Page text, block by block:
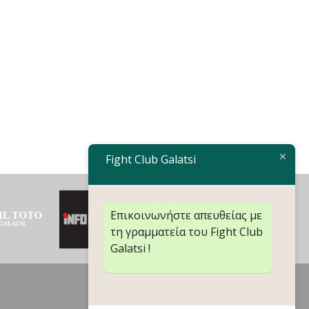
Fight Club Galatsi
Επικοινωνήστε απευθείας με
τη γραμματεία του Fight Club
Galatsi !